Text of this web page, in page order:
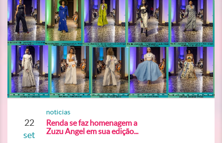
22
set
noticias
Renda se faz homenagem a
Zuzu Angel em sua edição...